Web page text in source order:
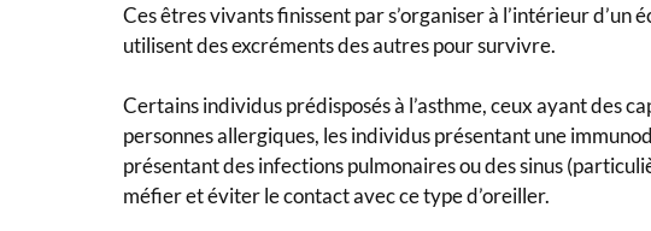
Ces êtres vivants finissent par s’organiser à l’intérieur d’un
utilisent des excréments des autres pour survivre.
Certains individus prédisposés à l’asthme, ceux ayant des
personnes allergiques, les individus présentant une
présentant des infections pulmonaires ou des sinus
méfier et éviter le contact avec ce type d’oreiller.